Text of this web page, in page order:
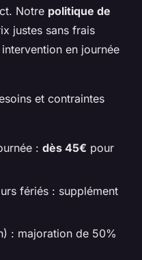
Notre politique de
justes sans frais
en journée
et contraintes
: dès 45€ pour
fériés : supplément
: majoration de 50%